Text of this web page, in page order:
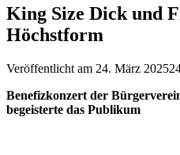
King Size Dick und
Höchstform
Veröffentlicht am 24. März 2025
Benefizkonzert der
begeisterte das Publikum